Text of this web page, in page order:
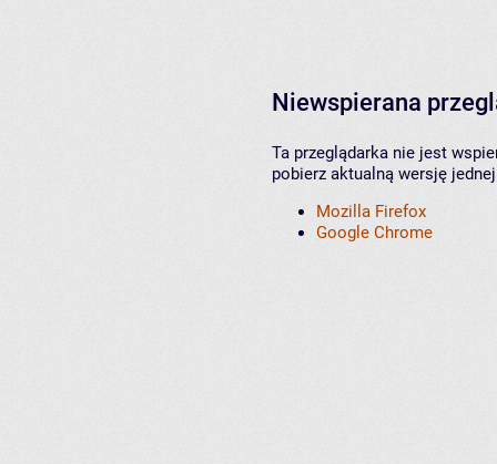
Niewspierana
Ta przeglądarka nie jest
pobierz aktualną wersję
Mozilla Firefox
Google Chrome